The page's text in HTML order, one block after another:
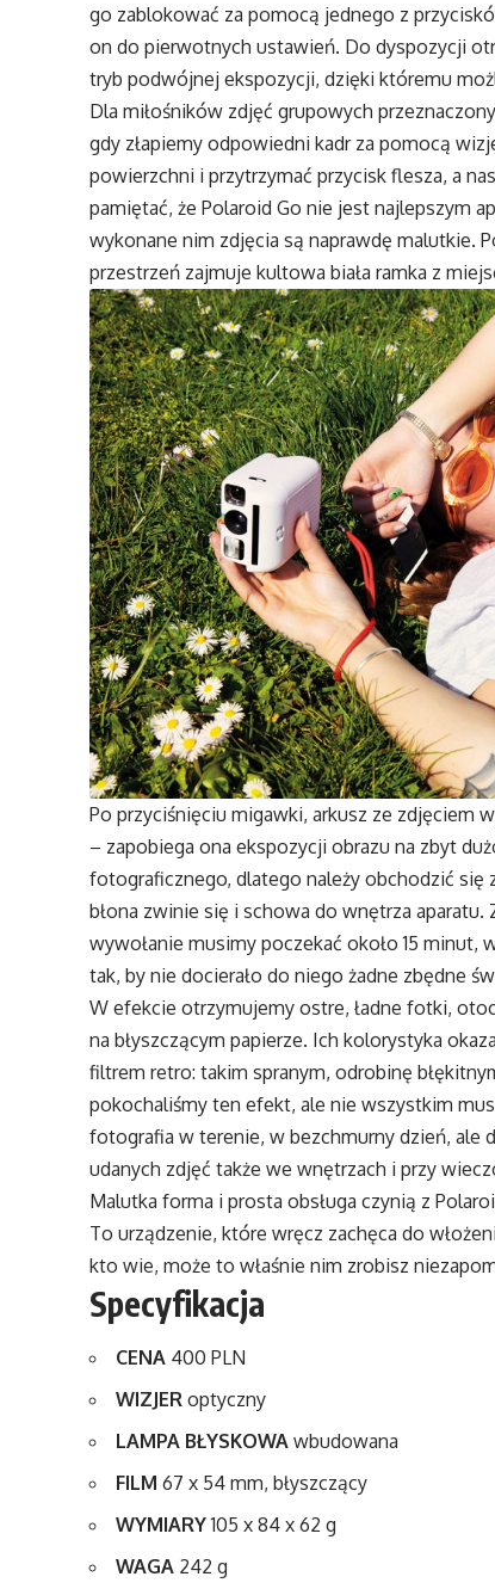
go zablokować za pomocą jednego z
on do pierwotnych ustawień. Do dyspozycji
tryb podwójnej ekspozycji, dzięki któremu
Dla miłośników zdjęć grupowych
gdy złapiemy odpowiedni kadr za pomocą
powierzchni i przytrzymać przycisk flesza, a
pamiętać, że Polaroid Go nie jest najlepszym
wykonane nim zdjęcia są naprawdę malutkie.
przestrzeń zajmuje kultowa biała ramka z
Po przyciśnięciu migawki, arkusz ze zdjęciem
– zapobiega ona ekspozycji obrazu na zbyt
fotograficznego, dlatego należy obchodzić
błona zwinie się i schowa do wnętrza
wywołanie musimy poczekać około 15 minut,
tak, by nie docierało do niego żadne zbędne
W efekcie otrzymujemy ostre, ładne fotki,
na błyszczącym papierze. Ich kolorystyka
filtrem retro: takim spranym, odrobinę
pokochaliśmy ten efekt, ale nie wszystkim
fotografia w terenie, w bezchmurny dzień, ale
udanych zdjęć także we wnętrzach i przy
Malutka forma i prosta obsługa czynią z
To urządzenie, które wręcz zachęca do
kto wie, może to właśnie nim zrobisz
Specyfikacja
CENA 400 PLN
WIZJER optyczny
LAMPA BŁYSKOWA wbudowana
FILM 67 x 54 mm, błyszczący
WYMIARY105 x 84 x 62 g
WAGA 242 g